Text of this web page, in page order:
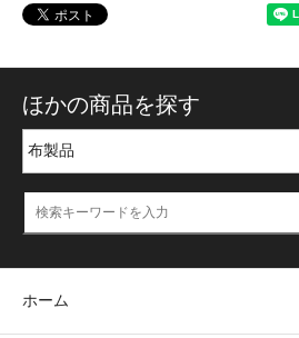
ほかの商品を探す
ホーム